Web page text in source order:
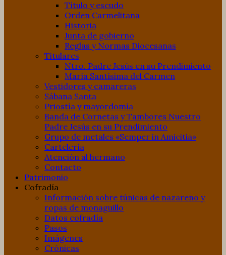
Título y escudo
Orden Carmelitana
Historia
Junta de gobierno
Reglas y Normas Diocesanas
Titulares
Ntro. Padre Jesús en su Prendimiento
María Santísima del Carmen
Vestidores y camareras
Sábana Santa
Priostía y mayordomía
Banda de Cornetas y Tambores Nuestro
Padre Jesús en su Prendimiento
Grupo de metales «Semper in Amicitia»
Cartelería
Atención al hermano
Contacto
Patrimonio
Cofradía
Información sobre túnicas de nazareno y
ropas de monaguillo
Datos cofradía
Pasos
Imágenes
Crónicas